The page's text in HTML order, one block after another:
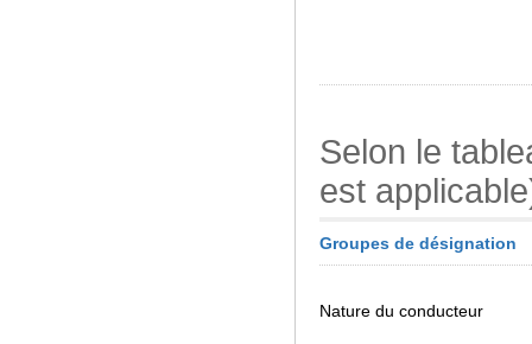
Selon le
est
Groupes de désignation
Nature du conducteur